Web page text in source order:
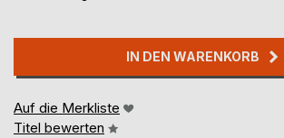
IN DEN WARENKORB
Auf die Merkliste
Titel bewerten